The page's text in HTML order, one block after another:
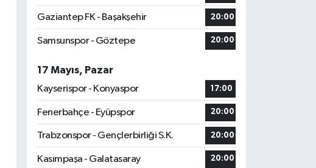
Gaziantep FK - Başakşehir 20:00
Samsunspor - Göztepe 20:00
17 Mayıs, Pazar
Kayserispor - Konyaspor
17:00
Fenerbahçe - Eyüpspor 20:00
Trabzonspor - Gençlerbirliği S.K. 20:00
Kasımpaşa - Galatasaray 20:00